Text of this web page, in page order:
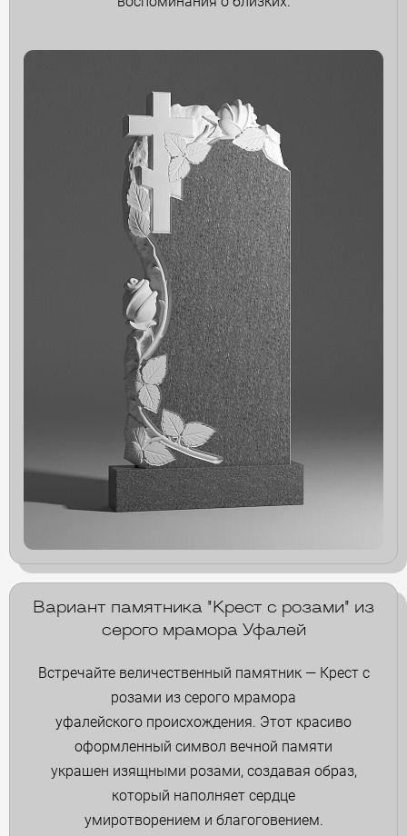
Вариант памятника "Крест с розами" из
серого мрамора Уфалей
Встречайте величественный памятник — Крест с
розами из серого мрамора
уфалейского происхождения. Этот красиво
оформленный символ вечной памяти
украшен изящными розами, создавая образ,
который наполняет сердце
умиротворением и благоговением.